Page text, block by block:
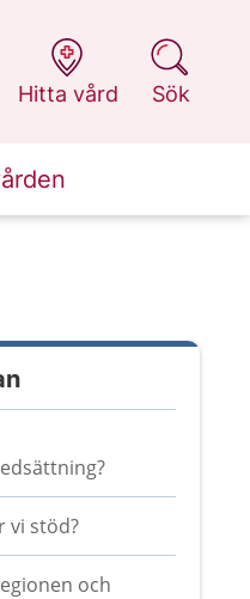
Hitta vård
på 1177.se
Sök
på 1177.se
vi stöd?
och